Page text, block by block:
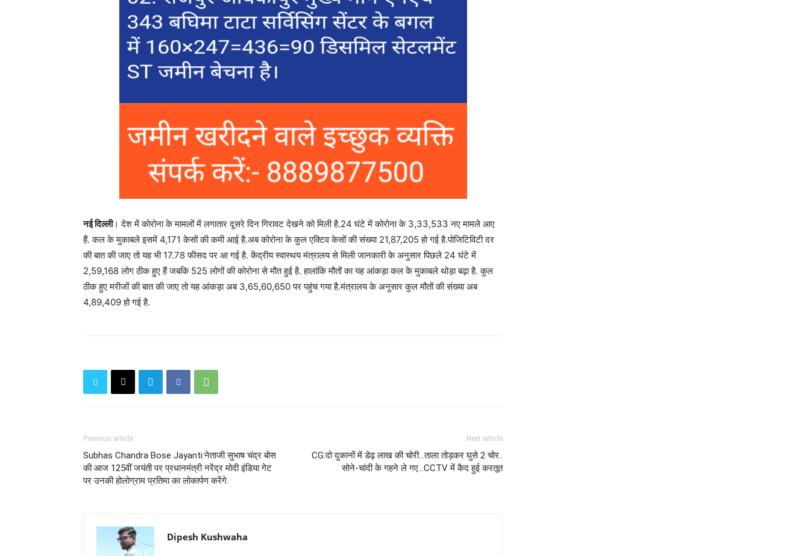
नई दिल्ली। देश में कोरोना के मामलों में लगातार दूसरे दिन गिरावट देखने को मिली है.24 घंटे में कोरोना के 3,33,533 नए मामले आए
हैं. कल के मुकाबले इसमें 4,171 केसों की कमी आई है.अब कोरोना के कुल एक्टिव केसों की संख्या 21,87,205 हो गई है.पोजिटिविटी दर
की बात की जाए तो यह भी 17.78 फीसद पर आ गई है. केंद्रीय स्वास्थय मंत्रालय से मिली जानकारी के अनुसार पिछले 24 घंटे में
2,59,168 लोग ठीक हुए हैं जबकि 525 लोगों की कोरोना से मौत हुई है. हालांकि मौतों का यह आंकड़ा कल के मुकाबले थोड़ा बढ़ा है. कुल
ठीक हुए मरीजों की बात की जाए तो यह आंकड़ा अब 3,65,60,650 पर पहुंच गया है.मंत्रालय के अनुसार कुल मौतों की संख्या अब
4,89,409 हो गई है.
Previous article
Subhas Chandra Bose Jayanti:नेताजी सुभाष चंद्र बोस
की आज 125वीं जयंती पर प्रधानमंत्री नरेंद्र मोदी इंडिया गेट
पर उनकी होलोग्राम प्रतिमा का लोकार्पण करेंगे.
Next article
CG:दो दुकानों में डेढ़ लाख की चोरी...ताला तोड़कर घुसे 2 चोर..
सोने-चांदी के गहने ले गए...CCTV में कैद हुई करतूत
Dipesh Kushwaha